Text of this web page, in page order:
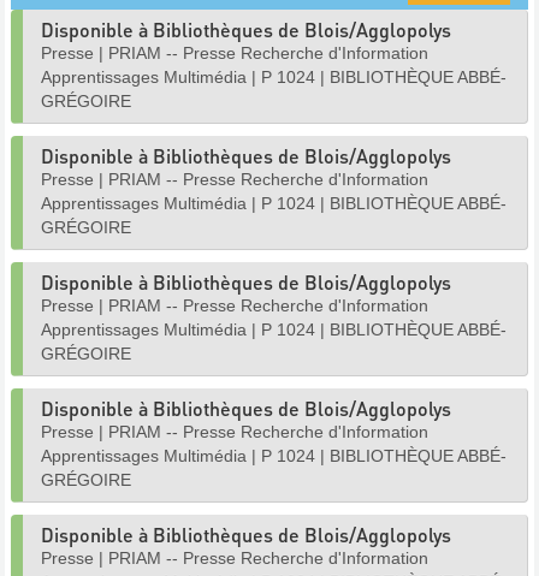
Disponible à Bibliothèques de Blois/Agglopolys
Presse | PRIAM -- Presse Recherche d'Information
Apprentissages Multimédia | P 1024 | BIBLIOTHÈQUE ABBÉ-
GRÉGOIRE
Disponible à Bibliothèques de Blois/Agglopolys
Presse | PRIAM -- Presse Recherche d'Information
Apprentissages Multimédia | P 1024 | BIBLIOTHÈQUE ABBÉ-
GRÉGOIRE
Disponible à Bibliothèques de Blois/Agglopolys
Presse | PRIAM -- Presse Recherche d'Information
Apprentissages Multimédia | P 1024 | BIBLIOTHÈQUE ABBÉ-
GRÉGOIRE
Disponible à Bibliothèques de Blois/Agglopolys
Presse | PRIAM -- Presse Recherche d'Information
Apprentissages Multimédia | P 1024 | BIBLIOTHÈQUE ABBÉ-
GRÉGOIRE
Disponible à Bibliothèques de Blois/Agglopolys
Presse | PRIAM -- Presse Recherche d'Information